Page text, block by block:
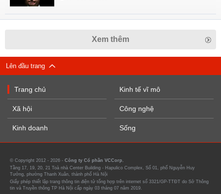
Xem thêm
Lên đầu trang
Trang chủ
Xã hội
Kinh doanh
Kinh tế vĩ mô
Công nghệ
Sống
© Copyright 2012 - 2026 - Công ty Cổ phần VCCorp.
Tầng 17, 19, 20, 21 Toà nhà Center Building - Hapulico Complex, Số 01, phố Nguyễn Huy
Tưởng, phường Thanh Xuân, thành phố Hà Nội
Giấy phép thiết lập trang thông tin điện tử tổng hợp trên internet số 3321/GP-TTĐT do Sở Thông
tin và Truyền thông TP Hà Nội cấp ngày 03 tháng 07 năm 2019.